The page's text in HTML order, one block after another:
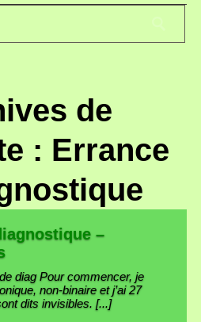
de
: Errance
–
diag Pour commencer, je
non-binaire et j’ai 27
dits invisibles. [...]